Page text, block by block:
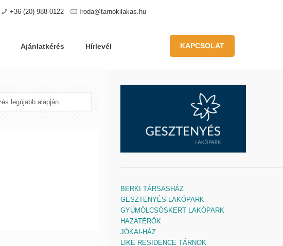
+36 (20) 988-0122 Iroda@tarnokilakas.hu
Ajánlatkérés Hírlevél KAPCSOLAT
BERKI TÁRSASHÁZ
GESZTENYÉS LAKÓPARK
GYÜMÖLCSÖSKERT LAKÓPARK
HAZATÉRŐK
JÓKAI-HÁZ
LIKE RESIDENCE TÁRNOK